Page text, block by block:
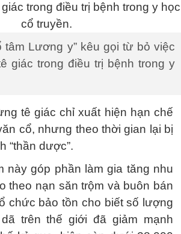
tâm Lương y” kêu gọi từ bỏ việc
giác trong điều trị bệnh trong y
tê giác chỉ xuất hiện hạn chế
cổ, nhưng theo thời gian lại bị
“thần dược”.
này góp phần làm gia tăng nhu
theo nạn săn trộm và buôn bán
chức bảo tồn cho biết số lượng
trên thế giới đã giảm mạnh